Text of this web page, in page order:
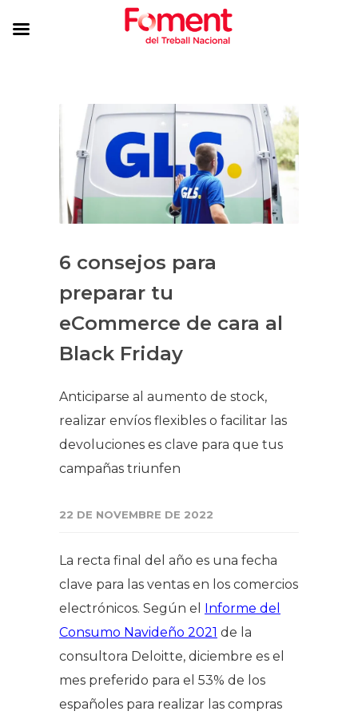
6 consejos para
preparar tu
eCommerce de cara al
Black Friday
Anticiparse al aumento de stock,
realizar envíos flexibles o facilitar las
devoluciones es clave para que tus
campañas triunfen
22 DE NOVEMBRE DE 2022
La recta final del año es una fecha
clave para las ventas en los comercios
electrónicos. Según el Informe del
Consumo Navideño 2021 de la
consultora Deloitte, diciembre es el
mes preferido para el 53% de los
españoles para realizar las compras